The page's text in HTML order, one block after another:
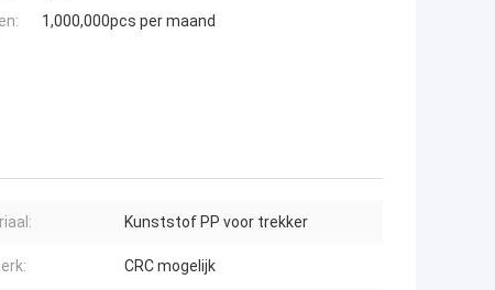
1,000,000pcs per maand
Kunststof PP voor trekker
CRC mogelijk